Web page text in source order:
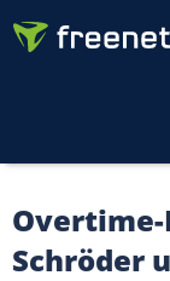
Schröder